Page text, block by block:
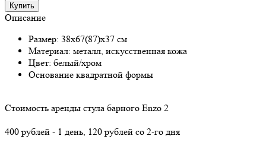
Купить
Описание
Размер: 38х67(87)х37 см
Материал: металл, искусственная кожа
Цвет: белый/хром
Основание квадратной формы
Стоимость аренды стула барного Enzo 2
400 рублей - 1 день, 120 рублей со 2-го дня